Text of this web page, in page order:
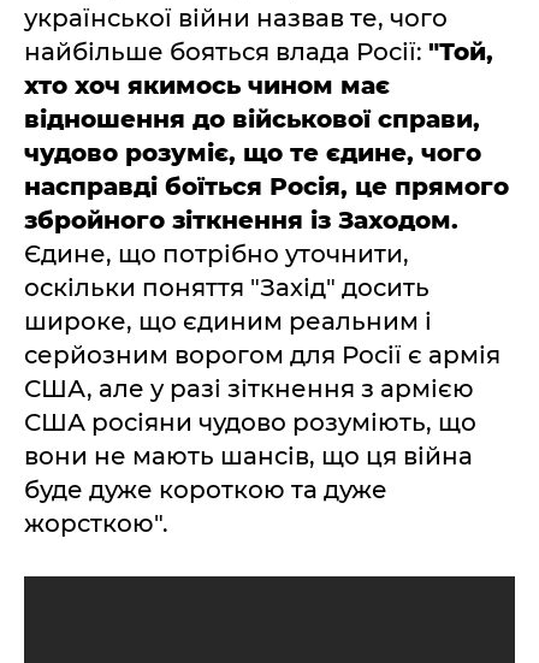
української війни назвав те, чого
найбільше бояться влада Росії: "Той,
хто хоч якимось чином має
відношення до військової справи,
чудово розуміє, що те єдине, чого
насправді боїться Росія, це прямого
збройного зіткнення із Заходом.
Єдине, що потрібно уточнити,
оскільки поняття "Захід" досить
широке, що єдиним реальним і
серйозним ворогом для Росії є армія
США, але у разі зіткнення з армією
США росіяни чудово розуміють, що
вони не мають шансів, що ця війна
буде дуже короткою та дуже
жорсткою".